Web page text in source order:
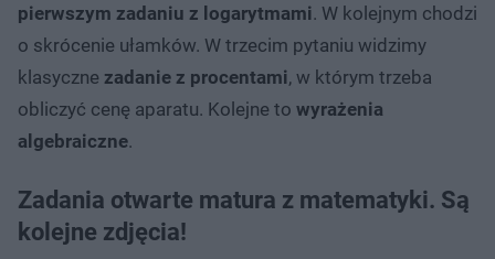
pierwszym zadaniu z logarytmami. W kolejnym chodzi
o skrócenie ułamków. W trzecim pytaniu widzimy
klasyczne zadanie z procentami, w którym trzeba
obliczyć cenę aparatu. Kolejne to wyrażenia
algebraiczne.
Zadania otwarte matura z matematyki. Są
kolejne zdjęcia!